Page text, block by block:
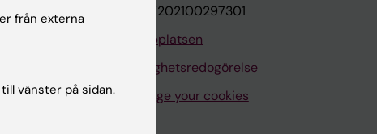
VAT.nr: SE202100297301
Om webbplatsen
Tillgänglighetsredogörelse
Manage your cookies
från externa
vänster på sidan.